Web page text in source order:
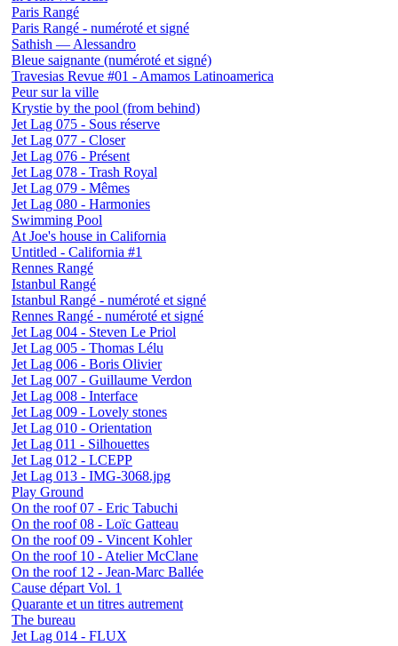
Paris Rangé
Paris Rangé - numéroté et signé
Sathish — Alessandro
Bleue saignante (numéroté et signé)
Travesias Revue #01 - Amamos Latinoamerica
Peur sur la ville
Krystie by the pool (from behind)
Jet Lag 075 - Sous réserve
Jet Lag 077 - Closer
Jet Lag 076 - Présent
Jet Lag 078 - Trash Royal
Jet Lag 079 - Mêmes
Jet Lag 080 - Harmonies
Swimming Pool
At Joe's house in California
Untitled - California #1
Rennes Rangé
Istanbul Rangé
Istanbul Rangé - numéroté et signé
Rennes Rangé - numéroté et signé
Jet Lag 004 - Steven Le Priol
Jet Lag 005 - Thomas Lélu
Jet Lag 006 - Boris Olivier
Jet Lag 007 - Guillaume Verdon
Jet Lag 008 - Interface
Jet Lag 009 - Lovely stones
Jet Lag 010 - Orientation
Jet Lag 011 - Silhouettes
Jet Lag 012 - LCEPP
Jet Lag 013 - IMG-3068.jpg
Play Ground
On the roof 07 - Eric Tabuchi
On the roof 08 - Loïc Gatteau
On the roof 09 - Vincent Kohler
On the roof 10 - Atelier McClane
On the roof 12 - Jean-Marc Ballée
Cause départ Vol. 1
Quarante et un titres autrement
The bureau
Jet Lag 014 - FLUX